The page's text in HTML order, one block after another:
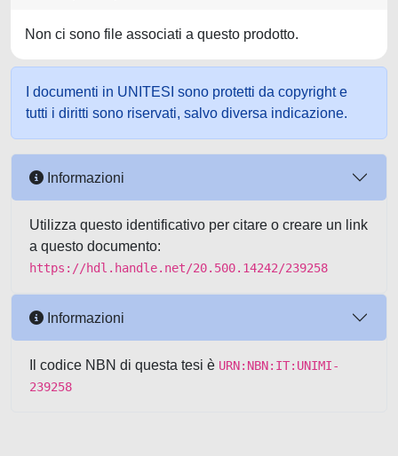
Non ci sono file associati a questo prodotto.
I documenti in UNITESI sono protetti da copyright e
tutti i diritti sono riservati, salvo diversa indicazione.
Informazioni
Utilizza questo identificativo per citare o creare un link
a questo documento:
https://hdl.handle.net/20.500.14242/239258
Informazioni
Il codice NBN di questa tesi è URN:NBN:IT:UNIMI-
239258